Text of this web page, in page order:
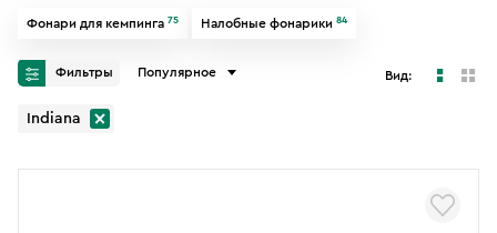
Фонари для кемпинга 75 Налобные фонарики 84
Фильтры Популярное Вид:
Indiana